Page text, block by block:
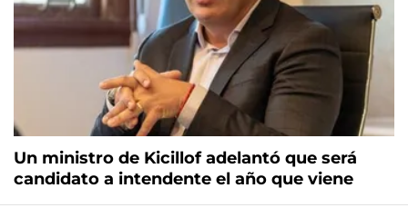
Un ministro de Kicillof adelantó que será
candidato a intendente el año que viene